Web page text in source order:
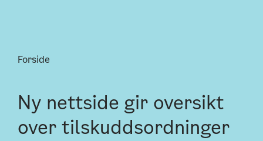
Forside
Ny nettside gir oversikt
over tilskuddsordninger